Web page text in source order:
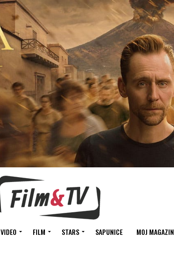
VIDEO FILM STARS SAPUNICE MOJ MAGAZIN